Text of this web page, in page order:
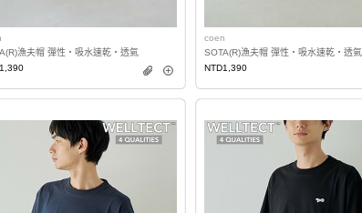
漁夫帽 彈性・吸水速乾・透氣
coen
SOTA(R)漁夫帽 彈性・吸水速乾・透氣
NTD1,390